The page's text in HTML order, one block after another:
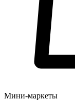
Мини-маркеты